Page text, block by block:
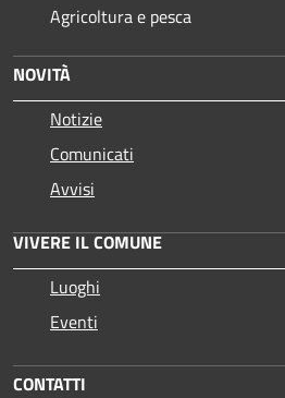
Agricoltura e pesca
NOVITÀ
Notizie
Comunicati
Avvisi
VIVERE IL COMUNE
Luoghi
Eventi
CONTATTI